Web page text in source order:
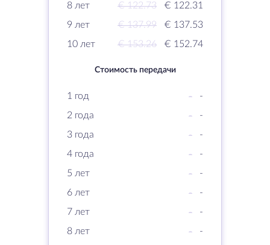
8 лет
€ 122.73
€ 122.31
9 лет
€ 137.99
€ 137.53
10 лет
€ 153.26 € 152.74
Стоимость передачи
1 год -
-
2 года
-
-
3 года
-
-
4 года
-
-
5 лет
-
-
6 лет
-
-
7 лет
-
-
8 лет
-
-